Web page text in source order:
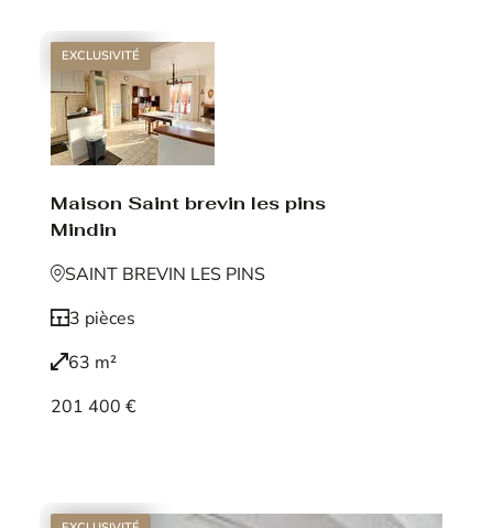
EXCLUSIVITÉ
Maison Saint brevin les pins
Mindin
SAINT BREVIN LES PINS
3 pièces
63 m²
201 400 €